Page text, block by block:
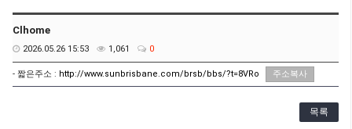
Clhome
2026.05.26 15:53 1,061 0
- 짧은주소 : http://www.sunbrisbane.com/brsb/bbs/?t=8VRo 주소복사
목록